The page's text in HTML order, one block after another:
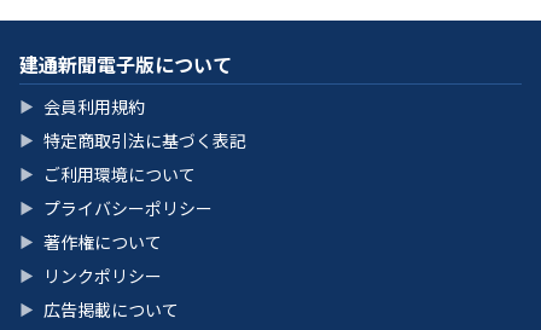
建通新聞電子版について
▶ 会員利用規約
▶ 特定商取引法に基づく表記
▶ ご利用環境について
▶ プライバシーポリシー
▶ 著作権について
▶ リンクポリシー
▶ 広告掲載について